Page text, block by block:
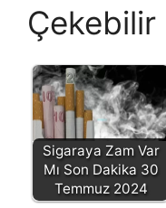
Çekebilir
Sigaraya Zam Var
Mı Son Dakika 30
Temmuz 2024